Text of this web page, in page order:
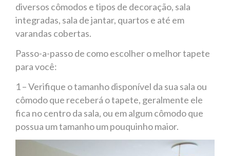
diversos cômodos e tipos de decoração, sala
integradas, sala de jantar, quartos e até em
varandas cobertas.
Passo-a-passo de como escolher o melhor tapete
para você:
1 – Verifique o tamanho disponível da sua sala ou
cômodo que receberá o tapete, geralmente ele
fica no centro da sala, ou em algum cômodo que
possua um tamanho um pouquinho maior.